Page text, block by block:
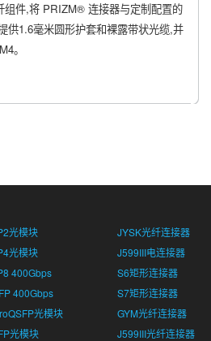
组件,将 PRIZM® 连接器与定制配置的
供1.6毫米圆形护套和裸露带状光缆,并
。
光模块
JYSK光纤连接器
光模块
J599III电连接器
400Gbps
S6矩形连接器
400Gbps
S7矩形连接器
光模块
GYM光纤连接器
光模块
J599III光纤连接器